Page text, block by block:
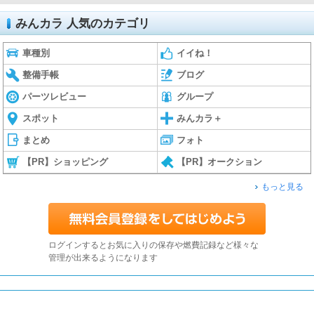
みんカラ 人気のカテゴリ
車種別 イイね！
整備手帳 ブログ
パーツレビュー グループ
スポット みんカラ＋
まとめ フォト
【PR】ショッピング 【PR】オークション
もっと見る
ログインするとお気に入りの保存や燃費記録など様々な
管理が出来るようになります